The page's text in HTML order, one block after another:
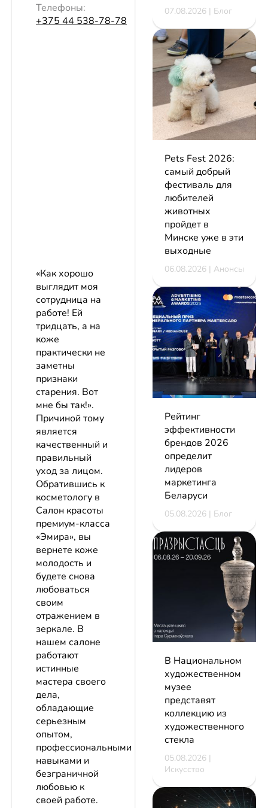
Телефоны:
+375 44 538-78-78
«Как хорошо
выглядит моя
сотрудница на
работе! Ей
тридцать, а на
коже
практически не
заметны
признаки
старения. Вот
мне бы так!».
Причиной тому
является
качественный и
правильный
уход за лицом.
Обратившись к
косметологу в
Салон красоты
премиум-класса
«Эмира», вы
вернете коже
молодость и
будете снова
любоваться
своим
отражением в
зеркале. В
нашем салоне
работают
истинные
мастера своего
дела,
обладающие
серьезным
опытом,
профессиональными
навыками и
безграничной
любовью к
своей работе.
07.08.2026 | Блог
Pets Fest 2026:
самый добрый
фестиваль для
любителей
животных
пройдет в
Минске уже в эти
выходные
06.08.2026 | Анонсы
Рейтинг
эффективности
брендов 2026
определит
лидеров
маркетинга
Беларуси
05.08.2026 | Блог
В Национальном
художественном
музее
представят
коллекцию из
художественного
стекла
05.08.2026 |
Искусство